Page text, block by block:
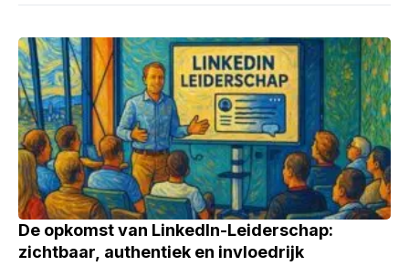
De opkomst van LinkedIn-Leiderschap:
zichtbaar, authentiek en invloedrijk